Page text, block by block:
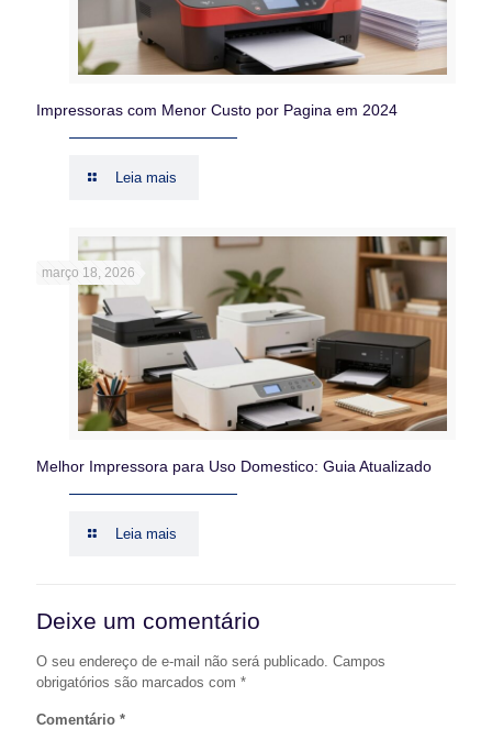
Impressoras com Menor Custo por Pagina em 2024
Leia mais
março 18, 2026
Melhor Impressora para Uso Domestico: Guia Atualizado
Leia mais
Deixe um comentário
O seu endereço de e-mail não será publicado. Campos
obrigatórios são marcados com *
Comentário *